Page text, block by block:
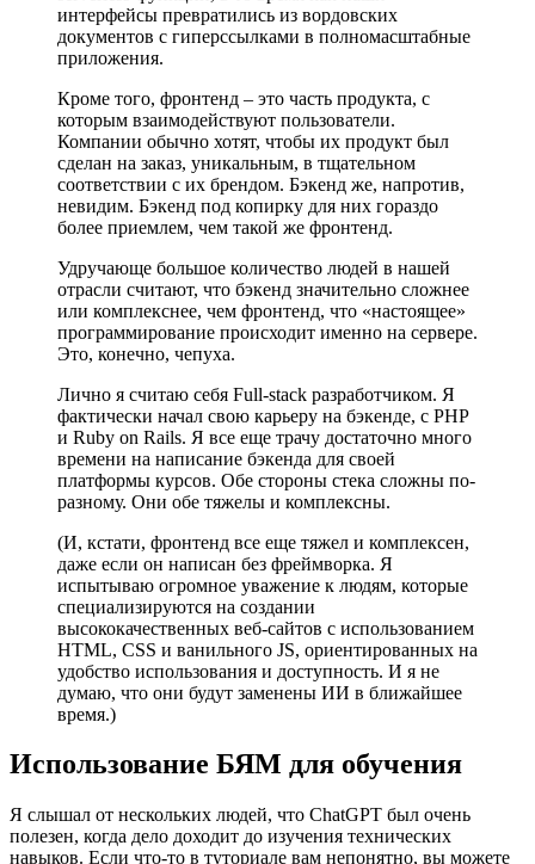
интерфейсы превратились из вордовских
документов с гиперссылками в полномасштабные
приложения.
Кроме того, фронтенд – это часть продукта, с
которым взаимодействуют пользователи.
Компании обычно хотят, чтобы их продукт был
сделан на заказ, уникальным, в тщательном
соответствии с их брендом. Бэкенд же, напротив,
невидим. Бэкенд под копирку для них гораздо
более приемлем, чем такой же фронтенд.
Удручающе большое количество людей в нашей
отрасли считают, что бэкенд значительно сложнее
или комплекснее, чем фронтенд, что «настоящее»
программирование происходит именно на сервере.
Это, конечно, чепуха.
Лично я считаю себя Full-stack разработчиком. Я
фактически начал свою карьеру на бэкенде, с PHP
и Ruby on Rails. Я все еще трачу достаточно много
времени на написание бэкенда для своей
платформы курсов. Обе стороны стека сложны по-
разному. Они обе тяжелы и комплексны.
(И, кстати, фронтенд все еще тяжел и комплексен,
даже если он написан без фреймворка. Я
испытываю огромное уважение к людям, которые
специализируются на создании
высококачественных веб-сайтов с использованием
HTML, CSS и ванильного JS, ориентированных на
удобство использования и доступность. И я не
думаю, что они будут заменены ИИ в ближайшее
время.)
Использование БЯМ для обучения
Я слышал от нескольких людей, что ChatGPT был очень
полезен, когда дело доходит до изучения технических
навыков. Если что-то в туториале вам непонятно, вы можете